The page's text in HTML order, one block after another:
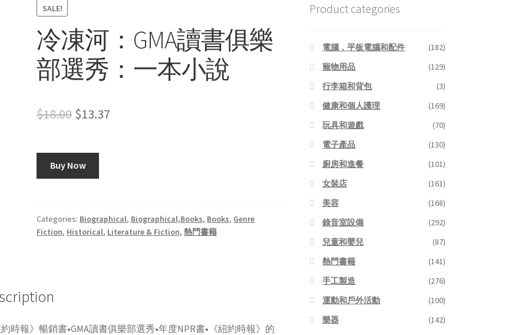
SALE!
冷凍河：GMA讀書俱樂
部選秀：一本小說
$18.00 Original
was:
$18.00.
$13.37
Buy Now
Categories: Biographical, Biographical,Books, Books, Genre
Fiction, Historical, Literature & Fiction,熱門書籍
約時報》暢銷書•GMA讀書俱樂部選秀•年度NPR書•《紐約時報》的
Product categories
電腦，平板電腦和配件
(182)
寵物用品
(129)
行李箱和背包
(3)
健康和個人護理
(169)
玩具和遊戲
(70)
電子產品
(130)
廚房和進餐
(101)
女裝店
(161)
美容
(168)
錄音室設備
(292)
兒童和嬰兒
(87)
熱門書籍
(141)
手工製造
(276)
運動和戶外活動
(100)
樂器
(142)